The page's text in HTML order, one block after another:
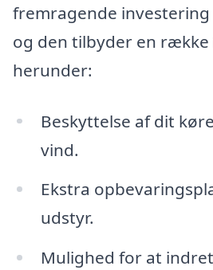
fremragende
og den tilbyder en række
herunder:
Beskyttelse af dit
vind.
Ekstra
udstyr.
Mulighed for at